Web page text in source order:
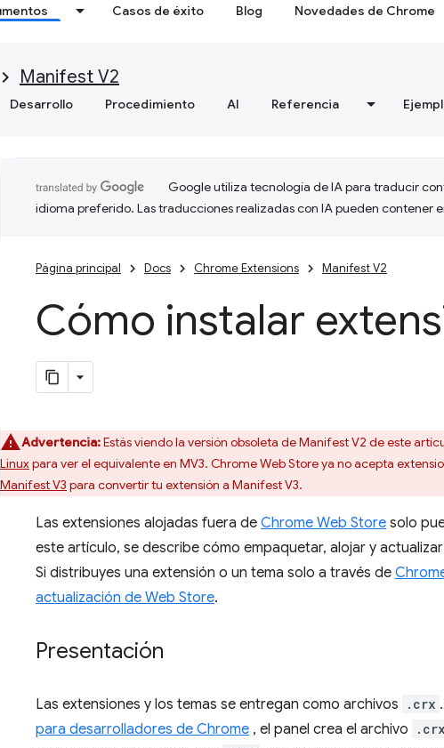
Casos de éxito Blog Novedades de Chrome
Manifest V2
Desarrollo Procedimiento AI Referencia
Google utiliza tecnología de IA para traducir
idioma preferido. Las traducciones realizadas con IA pueden contener
Página principal Docs Chrome Extensions Manifest V2
Cómo instalar
Advertencia:Estás viendo la versión obsoleta de Manifest V2 de este
Linuxpara ver el equivalente en MV3. Chrome Web Store ya no acepta
Manifest V3 para convertir tu extensión a Manifest V3.
Las extensiones alojadas fuera de Chrome Web Store solo
este artículo, se describe cómo empaquetar, alojar y
Si distribuyes una extensión o un tema solo a través de
actualización de Web Store.
Presentación
Las extensiones y los temas se entregan como archivos .crx
para desarrolladores de Chrome , el panel crea el archivo .crx